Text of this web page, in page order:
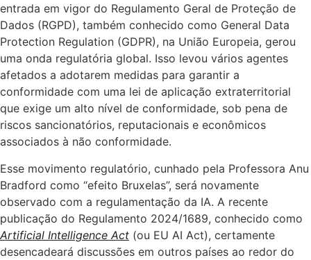
entrada em vigor do Regulamento Geral de Proteção de
Dados (RGPD), também conhecido como General Data
Protection Regulation (GDPR), na União Europeia, gerou
uma onda regulatória global. Isso levou vários agentes
afetados a adotarem medidas para garantir a
conformidade com uma lei de aplicação extraterritorial
que exige um alto nível de conformidade, sob pena de
riscos sancionatórios, reputacionais e econômicos
associados à não conformidade.
Esse movimento regulatório, cunhado pela Professora Anu
Bradford como “efeito Bruxelas”, será novamente
observado com a regulamentação da IA. A recente
publicação do Regulamento 2024/1689, conhecido como
Artificial Intelligence Act (ou EU AI Act), certamente
desencadeará discussões em outros países ao redor do